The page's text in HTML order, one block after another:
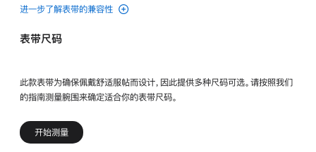
进一步了解表带的兼容性
表带尺码
此款表带为确保佩戴舒适服帖而设计，因此提供多种尺码可选。请按照我们
的指南测量腕围来确定适合你的表带尺码。
开始测量